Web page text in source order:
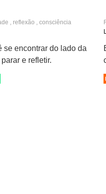
, reflexão , consciência
se encontrar do lado da
e refletir.